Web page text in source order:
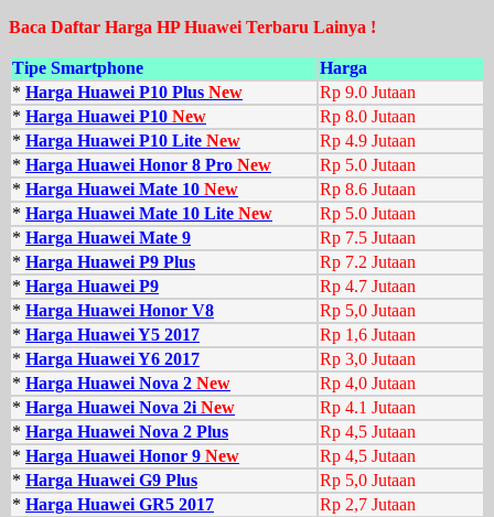
Baca Daftar Harga HP Huawei Terbaru Lainya !
Tipe Smartphone
Harga
* Harga Huawei P10 Plus New
Rp 9.0 Jutaan
* Harga Huawei P10 New
Rp 8.0 Jutaan
* Harga Huawei P10 Lite New
Rp 4.9 Jutaan
* Harga Huawei Honor 8 Pro New
Rp 5.0 Jutaan
* Harga Huawei Mate 10 New
Rp 8.6 Jutaan
* Harga Huawei Mate 10 Lite New
Rp 5.0 Jutaan
* Harga Huawei Mate 9
Rp 7.5 Jutaan
* Harga Huawei P9 Plus
Rp 7.2 Jutaan
* Harga Huawei P9
Rp 4.7 Jutaan
* Harga Huawei Honor V8
Rp 5,0 Jutaan
* Harga Huawei Y5 2017
Rp 1,6 Jutaan
* Harga Huawei Y6 2017
Rp 3,0 Jutaan
* Harga Huawei Nova 2 New
Rp 4,0 Jutaan
* Harga Huawei Nova 2i New
Rp 4.1 Jutaan
* Harga Huawei Nova 2 Plus
Rp 4,5 Jutaan
* Harga Huawei Honor 9 New
Rp 4,5 Jutaan
* Harga Huawei G9 Plus
Rp 5,0 Jutaan
* Harga Huawei GR5 2017
Rp 2,7 Jutaan